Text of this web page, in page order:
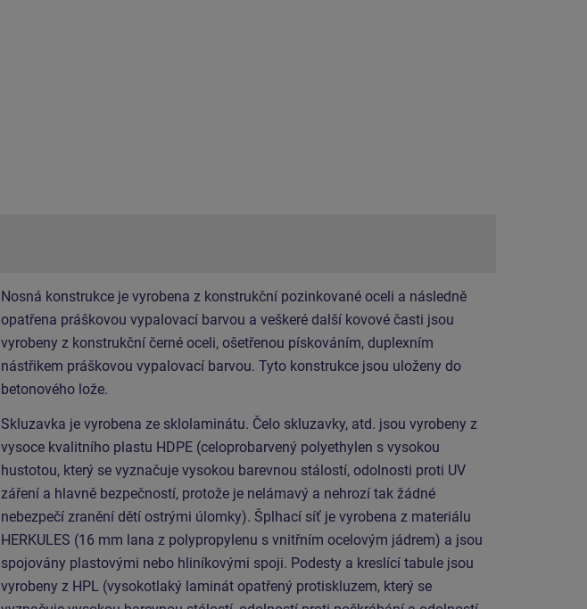
Nosná konstrukce je vyrobena z konstrukční pozinkované oceli a následně
opatřena práškovou vypalovací barvou a veškeré další kovové časti jsou
vyrobeny z konstrukční černé oceli, ošetřenou pískováním, duplexním
nástřikem práškovou vypalovací barvou. Tyto konstrukce jsou uloženy do
betonového lože.
Skluzavka je vyrobena ze sklolaminátu. Čelo skluzavky, atd. jsou vyrobeny z
vysoce kvalitního plastu HDPE (celoprobarvený polyethylen s vysokou
hustotou, který se vyznačuje vysokou barevnou stálostí, odolnosti proti UV
záření a hlavně bezpečností, protože je nelámavý a nehrozí tak žádné
nebezpečí zranění dětí ostrými úlomky). Šplhací síť je vyrobena z materiálu
HERKULES (16 mm lana z polypropylenu s vnitřním ocelovým jádrem) a jsou
spojovány plastovými nebo hliníkovými spoji. Podesty a kreslící tabule jsou
vyrobeny z HPL (vysokotlaký laminát opatřený protiskluzem, který se